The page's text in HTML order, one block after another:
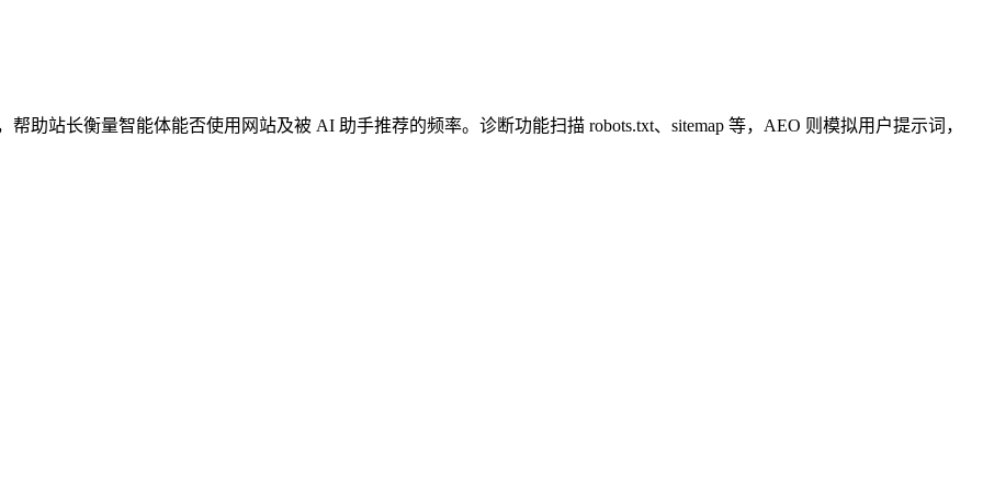
帮助站长衡量智能体能否使用网站及被 AI 助手推荐的频率。诊断功能扫描 robots.txt、sitemap 等，AEO 则模拟用户提示词，